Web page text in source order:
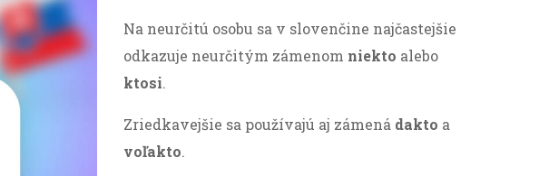
Na neurčitú osobu sa v slovenčine najčastejšie
odkazuje neurčitým zámenom niekto alebo
ktosi.
Zriedkavejšie sa používajú aj zámená dakto a
voľakto.